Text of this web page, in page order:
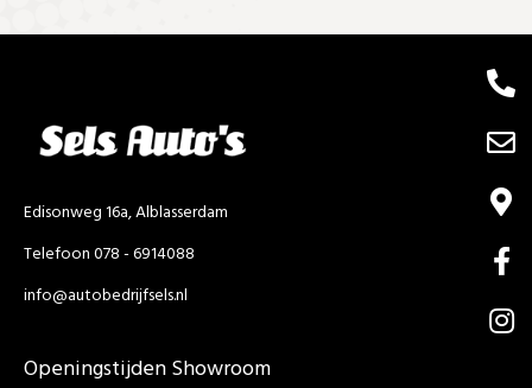
Edisonweg 16a, Alblasserdam
Telefoon 078 - 6914088
info@autobedrijfsels.nl
Openingstijden Showroom